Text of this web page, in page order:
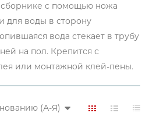
с помощью ножа
для воды в сторону
вода стекает в трубу
на пол. Крепится с
или монтажной клей-пены.
(А-Я)